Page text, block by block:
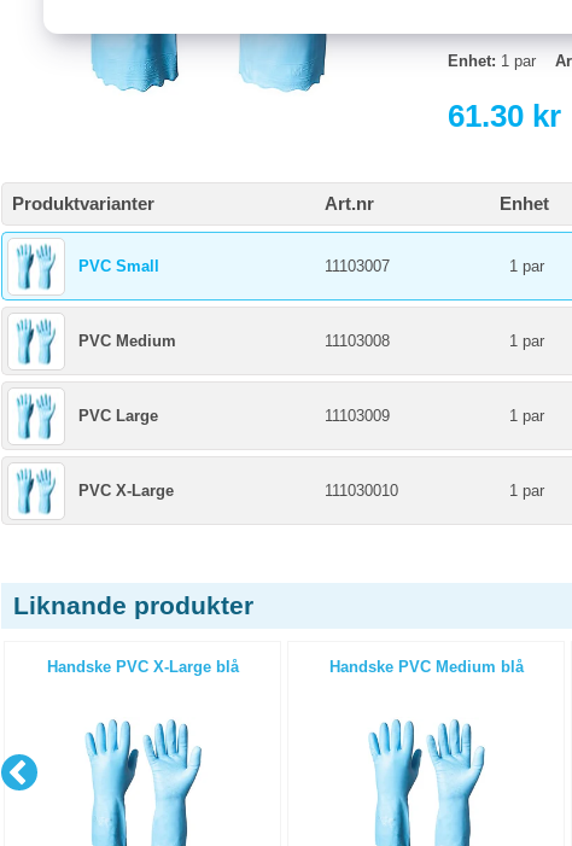
Enhet: 1 par
61.30 kr
Produktvarianter Art.nr Enhet
PVC Small 11103007 1 par
PVC Medium 11103008 1 par
PVC Large 11103009 1 par
PVC X-Large 111030010 1 par
Liknande produkter
Handske PVC X-Large blå Handske PVC Medium blå